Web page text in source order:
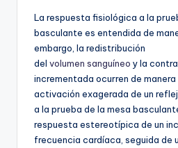
La respuesta fisiológica a la
basculante es entendida de
embargo, la redistribución
del volumen sanguíneo y la
incrementada ocurren de
activación exagerada de un
a la prueba de la mesa
respuesta estereotípica de un
frecuencia cardíaca, seguida de